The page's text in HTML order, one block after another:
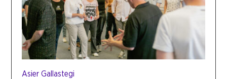
Asier Gallastegi